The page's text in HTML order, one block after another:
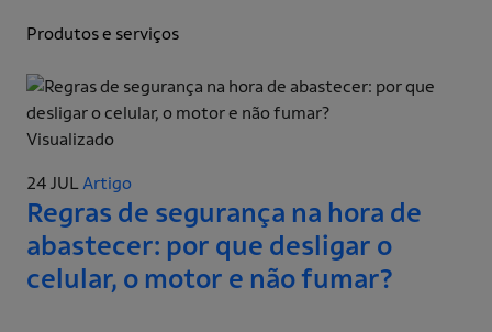
Produtos e serviços
Visualizado
24 JULArtigo
Regras de segurança na hora de
abastecer: por que desligar o
celular, o motor e não fumar?